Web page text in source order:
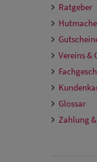
Ratgeber
Vereins &
Glossar
Zahlung